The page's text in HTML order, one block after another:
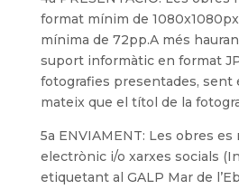
format mínim de
mínima de 72pp.A més
suport informàtic en format
fotografies presentades, sent
mateix que el títol de la
5a ENVIAMENT: Les obres
electrònic i/o xarxes socials
etiquetant al GALP Mar de